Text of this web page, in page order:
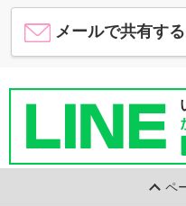
メールで共有する
ペ